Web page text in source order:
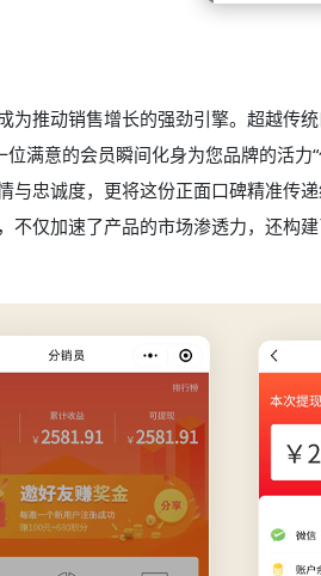
为推动销售增长的强劲引擎。超越传
位满意的会员瞬间化身为您品牌的活
与忠诚度，更将这份正面口碑精准
不仅加速了产品的市场渗透力，还构